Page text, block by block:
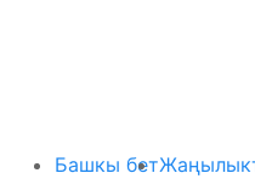
Башкы бет